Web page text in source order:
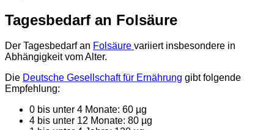
Tagesbedarf an Folsäure
Der Tagesbedarf an Folsäure variiert insbesondere in
Abhängigkeit vom Alter.
Die Deutsche Gesellschaft für Ernährung gibt folgende
Empfehlung:
0 bis unter 4 Monate: 60 µg
4 bis unter 12 Monate: 80 µg